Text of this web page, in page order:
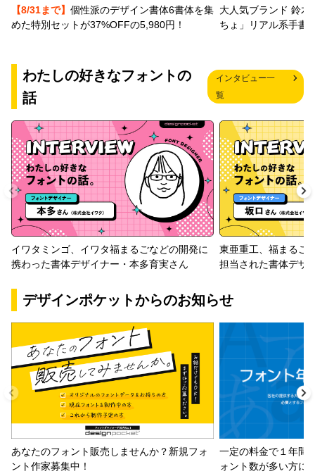
【8/31まで】 個性派のデザイン書体6書体を集
めた特別セットが37%OFFの5,980円！
大人気ブランド 鈴木
ちょ」リアル系手書
わたしの好きなフォントの
話
インタビュー一
覧
イワタミンゴ、イワタ福まるごなどの開発に
携わった書体デザイナー・本多育実さん
東亜重工、福まるご
担当された書体デザ
デザインポケットからのお知らせ
あなたのフォント販売しませんか？新規フォ
ント作家募集中！
一定の料金で１年間
ォント数が多い方に